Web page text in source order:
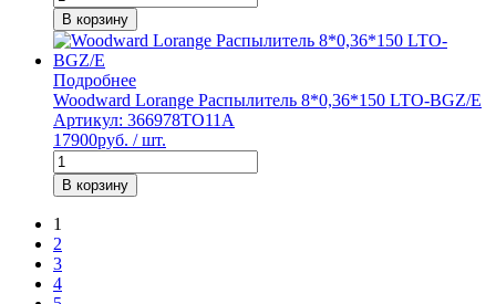
В корзину
Подробнее
Woodward Lorange Распылитель 8*0,36*150 LTO-BGZ/E
Артикул: 366978TO11A
17900руб. / шт.
В корзину
1
2
3
4